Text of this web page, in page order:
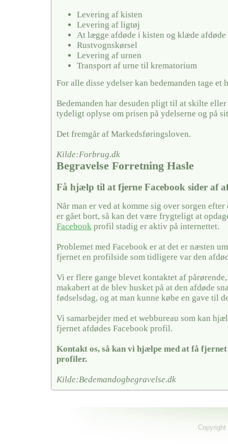
Levering af kisten
Levering af ligtøj
At lægge afdøde i kisten og klæde afdøde
Rustvognskørsel
Levering af urnen
Transport af urne til krematorium
For alle disse ydelser kan bedemanden tage et
Bedemanden har desuden pligt til at skilte eller
tydeligt oplyse om prisen på ydelserne og på
Det fremgår af Markedsføringsloven.
Kilde:Forbrug.dk
Begravelse Forretning Hasle
Få hjælp til at fjerne Facebook sider af
Når man er ved at komme sig over sorgen
er gået bort, så kan det være frygteligt at
Facebook profil stadig er aktiv på internettet.
Problemet med Facebook er at det er næsten
fjernet en profilside som tidligere var den
Vi er flere gange blevet kontaktet af
makabert at de blev husket på at den afdøde
fødselsdag, og at man kunne købe en gave til
Vi samarbejder med et webbureau som kan
fjernet afdødes Facebook profil.
Kontakt os, så kan vi hjælpe med at få fjernet
profiler.
Kilde:Bedemandogbegravelse.dk